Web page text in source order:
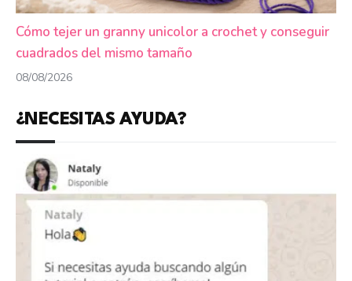
Cómo tejer un granny unicolor a crochet y conseguir
cuadrados del mismo tamaño
08/08/2026
¿NECESITAS AYUDA?